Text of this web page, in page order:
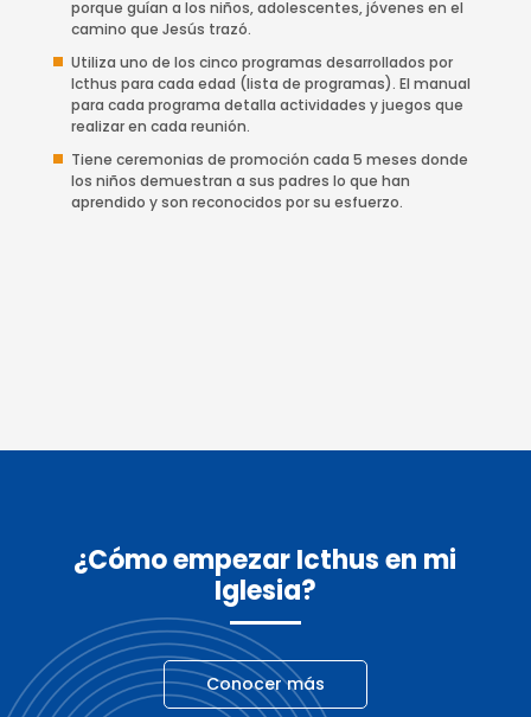
porque guían a los niños, adolescentes, jóvenes en el
camino que Jesús trazó.
Utiliza uno de los cinco programas desarrollados por
Icthus para cada edad (lista de programas). El manual
para cada programa detalla actividades y juegos que
realizar en cada reunión.
Tiene ceremonias de promoción cada 5 meses donde
los niños demuestran a sus padres lo que han
aprendido y son reconocidos por su esfuerzo.
¿Cómo empezar Icthus en mi
Iglesia?
Conocer más